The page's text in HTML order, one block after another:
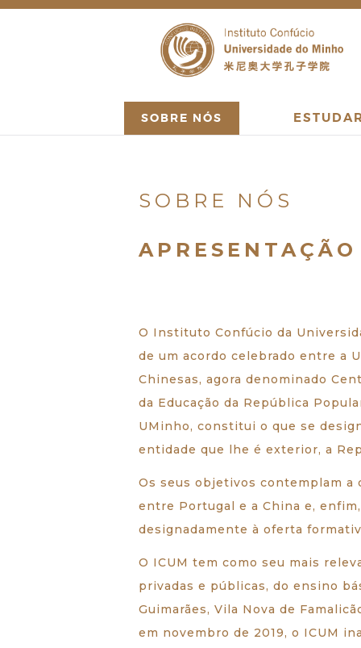
SOBRE NÓS
SOBRE NÓS
APRESENTAÇÃO
O Instituto Confúcio da
de um acordo celebrado entre a
Chinesas, agora denominado
da Educação da República
UMinho, constitui o que se
entidade que lhe é exterior, a
Os seus objetivos contemplam
entre Portugal e a China e,
designadamente à oferta
O ICUM tem como seu mais
privadas e públicas, do ensino
Guimarães, Vila Nova de
em novembro de 2019, o ICUM